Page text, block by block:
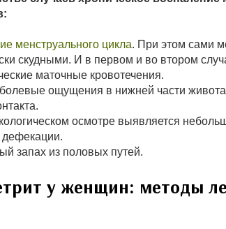
менструального цикла. При этом сами
скудными. И в первом и во втором
маточные кровотечения.
ощущения в нижней части
осмотре выявляется
запах из половых путей.
у женщин: методы